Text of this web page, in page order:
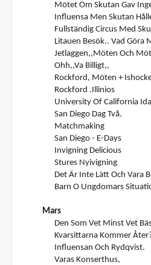
Mötet Om Skutan Gav
Influensa Men Skutan
Fullständig Circus Med
Litauen Besök.. Vad Göra
Jetlaggen,,möten Och
Ohh,,va Billigt,,
Rockford, Möten +
Rockford .Illinios
University Of California
San Diego Dag Två.
Matchmaking
San Diego - E-Days
Invigning Delicious
Stures Nyivigning
Det Är Inte Lätt Och Vara
Barn O Ungdomars
Mars
Den Som Vet Minst Vet
Kvarsittarna Kommer
Influensan Och Rydqvist.
Varas Konserthus,